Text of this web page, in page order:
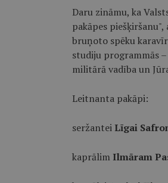
Daru zināmu, ka
pakāpes
bruņoto spēku
studiju programmās –
militārā vadība un
Leitnanta pakāpi:
seržanteiLīgai
kaprālimIlmāram